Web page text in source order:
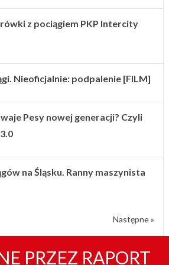
z pociągiem PKP Intercity
Nieoficjalnie: podpalenie [FILM]
Pesy nowej generacji? Czyli
na Śląsku. Ranny maszynista
Następne »
PRZEZ RAPORT